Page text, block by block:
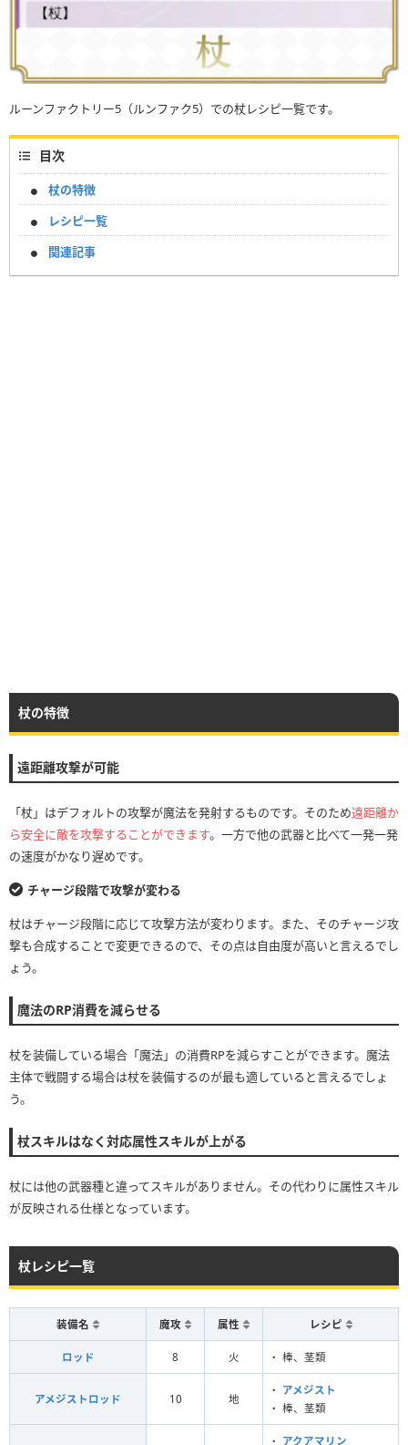
ルーンファクトリー5（ルンファク5）での杖レシピ一覧です。
目次
杖の特徴
レシピ一覧
関連記事
杖の特徴
遠距離攻撃が可能
「杖」はデフォルトの攻撃が魔法を発射するものです。そのため遠距離か
ら安全に敵を攻撃することができます。一方で他の武器と比べて一発一発
の速度がかなり遅めです。
チャージ段階で攻撃が変わる
杖はチャージ段階に応じて攻撃方法が変わります。また、そのチャージ攻
撃も合成することで変更できるので、その点は自由度が高いと言えるでし
ょう。
魔法のRP消費を減らせる
杖を装備している場合「魔法」の消費RPを減らすことができます。魔法
主体で戦闘する場合は杖を装備するのが最も適していると言えるでしょ
う。
杖スキルはなく対応属性スキルが上がる
杖には他の武器種と違ってスキルがありません。その代わりに属性スキル
が反映される仕様となっています。
杖レシピ一覧
装備名 魔攻 属性 レシピ
ロッド 8 火 ・ 棒、茎類
アメジストロッド 10 地
・ アメジスト
・ 棒、茎類
・ アクアマリン